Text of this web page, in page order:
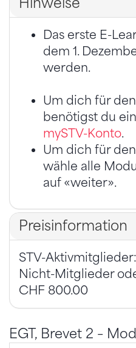
Hinweise
Das erste E-
dem 1.
werden.
Um dich für
benötigst du
mySTV-Konto.
Um dich für
wähle alle
auf «weiter».
Preisinformation
STV-
Nicht-Mitglieder
CHF 800.00
EGT, Brevet 2 –